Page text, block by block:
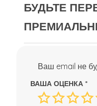
БУДЬТЕ
Ваш email не
ВАША ОЦЕНКА *